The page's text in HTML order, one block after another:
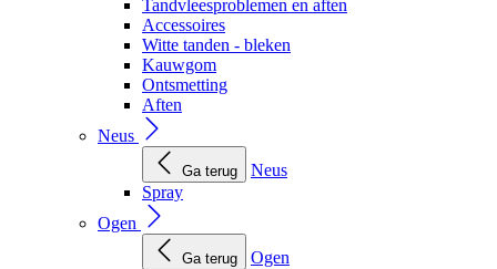
Tandvleesproblemen en aften
Accessoires
Witte tanden - bleken
Kauwgom
Ontsmetting
Aften
Neus
Ga terug
Neus
Spray
Ogen
Ga terug
Ogen